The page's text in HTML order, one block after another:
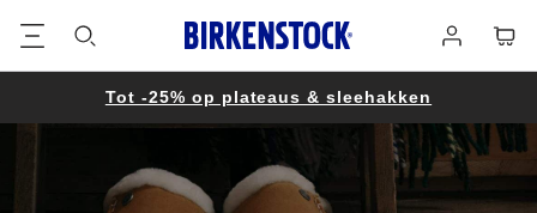
Tot -25% op plateaus & sleehakken